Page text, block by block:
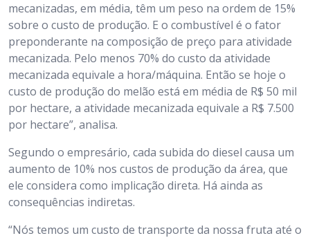
mecanizadas, em média, têm um peso na ordem de 15%
sobre o custo de produção. E o combustível é o fator
preponderante na composição de preço para atividade
mecanizada. Pelo menos 70% do custo da atividade
mecanizada equivale a hora/máquina. Então se hoje o
custo de produção do melão está em média de R$ 50 mil
por hectare, a atividade mecanizada equivale a R$ 7.500
por hectare”, analisa.
Segundo o empresário, cada subida do diesel causa um
aumento de 10% nos custos de produção da área, que
ele considera como implicação direta. Há ainda as
consequências indiretas.
“Nós temos um custo de transporte da nossa fruta até o